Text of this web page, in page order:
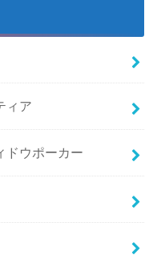
ィア
ドウポーカー